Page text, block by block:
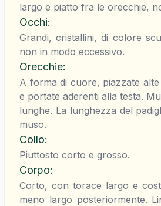
largo e piatto fra le orecchie,
Occhi:
Grandi, cristallini, di colore
non in modo eccessivo.
Orecchie:
A forma di cuore, piazzate
e portate aderenti alla testa.
lunghe. La lunghezza del
muso.
Collo:
Piuttosto corto e grosso.
Corpo:
Corto, con torace largo e
meno largo posteriormente.